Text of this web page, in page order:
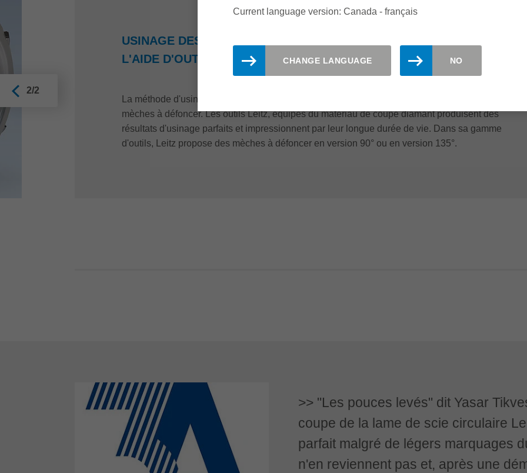
USINAGE DES RAINURES EN V SUR CENTRES D'USINAGE CNC À
L'AIDE D'OUTILS DE DÉFONÇAGE DP
La méthode d'usinage classique et éprouvée est le fraisage de rainures en V avec des
mèches à défoncer. Les outils Leitz, équipés du matériau de coupe diamant produisent des
résultats d'usinage parfaits et impressionnent par leur longue durée de vie. Dans sa gamme
d'outils, Leitz propose des mèches à défoncer en version 90° ou en version 135°.
2/2
"Les pouces levés" dit Yasar
coupe de la lame de scie circulaire
parfait malgré de légers marquages
n'en reviennent pas et, après une
Current language version: Canada - français
CHANGE LANGUAGE NO